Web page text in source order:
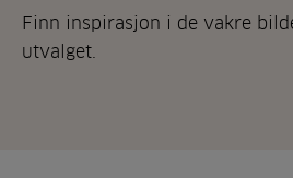
Finn inspirasjon i de vakre
utvalget.